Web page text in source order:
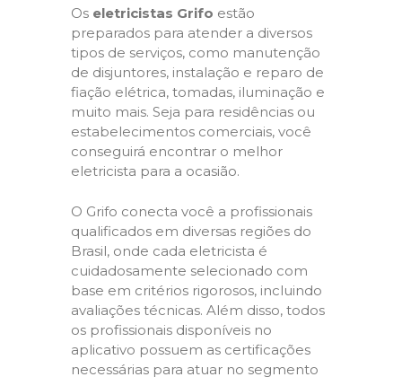
Os eletricistas Grifo estão
preparados para atender a diversos
tipos de serviços, como manutenção
de disjuntores, instalação e reparo de
fiação elétrica, tomadas, iluminação e
muito mais. Seja para residências ou
estabelecimentos comerciais, você
conseguirá encontrar o melhor
eletricista para a ocasião.
O Grifo conecta você a profissionais
qualificados em diversas regiões do
Brasil, onde cada eletricista é
cuidadosamente selecionado com
base em critérios rigorosos, incluindo
avaliações técnicas. Além disso, todos
os profissionais disponíveis no
aplicativo possuem as certificações
necessárias para atuar no segmento